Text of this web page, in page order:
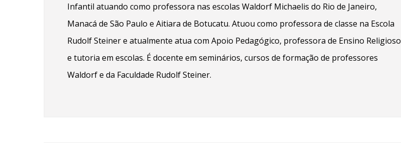
Infantil atuando como professora nas escolas Waldorf Michaelis do Rio de Janeiro,
Manacá de São Paulo e Aitiara de Botucatu. Atuou como professora de classe na Escola
Rudolf Steiner e atualmente atua com Apoio Pedagógico, professora de Ensino Religioso
e tutoria em escolas. É docente em seminários, cursos de formação de professores
Waldorf e da Faculdade Rudolf Steiner.